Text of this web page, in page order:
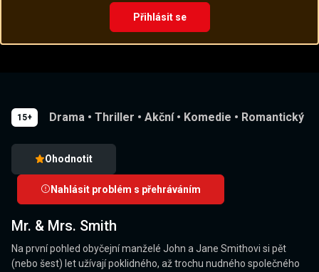
Přihlásit se
15+ Drama • Thriller • Akční • Komedie • Romantický
Ohodnotit
Nahlásit problém s přehráváním
Mr. & Mrs. Smith
Na první pohled obyčejní manželé John a Jane Smithovi si pět
(nebo šest) let užívají poklidného, až trochu nudného společného